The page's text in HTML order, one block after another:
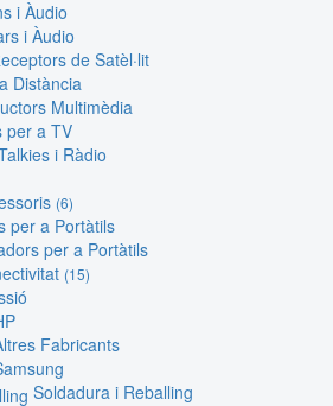
i Àudio
i Àudio
de Satèl·lit
Distància
Multimèdia
per a TV
i Ràdio
(6)
per a Portàtils
per a Portàtils
(15)
Fabricants
Soldadura i Reballing